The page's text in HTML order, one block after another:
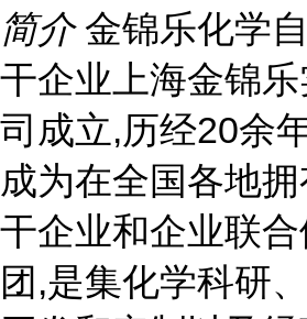
简介 金锦乐化学
干企业上海金锦
司成立,历经20余
成为在全国各地
干企业和企业联
团,是集化学科研